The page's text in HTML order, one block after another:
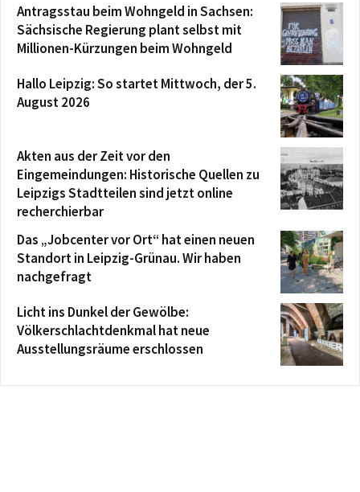
Antragsstau beim Wohngeld in Sachsen:
Sächsische Regierung plant selbst mit
Millionen-Kürzungen beim Wohngeld
Hallo Leipzig: So startet Mittwoch, der 5.
August 2026
Akten aus der Zeit vor den
Eingemeindungen: Historische Quellen zu
Leipzigs Stadtteilen sind jetzt online
recherchierbar
Das „Jobcenter vor Ort“ hat einen neuen
Standort in Leipzig-Grünau. Wir haben
nachgefragt
Licht ins Dunkel der Gewölbe:
Völkerschlachtdenkmal hat neue
Ausstellungsräume erschlossen